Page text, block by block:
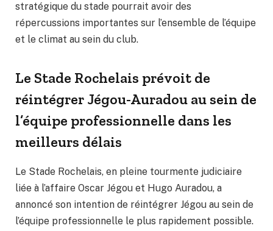
stratégique du stade pourrait avoir des
répercussions importantes sur l’ensemble de l’équipe
et le climat au sein du club.
Le Stade Rochelais prévoit de
réintégrer Jégou-Auradou au sein de
l’équipe professionnelle dans les
meilleurs délais
Le Stade Rochelais, en pleine tourmente judiciaire
liée à l’affaire Oscar Jégou et Hugo Auradou, a
annoncé son intention de réintégrer Jégou au sein de
l’équipe professionnelle le plus rapidement possible.